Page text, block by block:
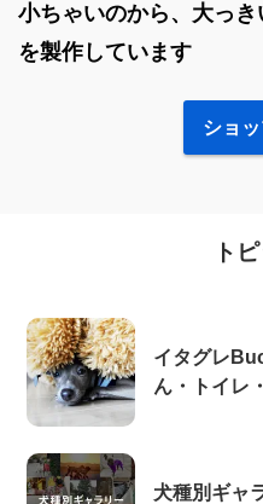
小ちゃいのから、大っ
を製作しています
ショ
ト
イタグレ
ん・トイレ
犬種別ギャ